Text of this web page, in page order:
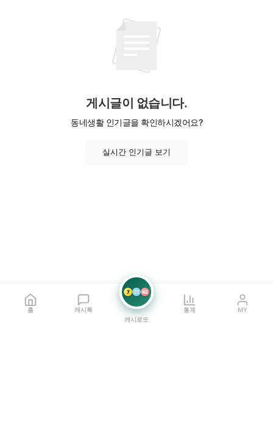
게시글이 없습니다.
동네생활 인기글을 확인하시겠어요?
실시간 인기글 보기
홈 캐시톡
7 21 42
캐시로또
통계 MY